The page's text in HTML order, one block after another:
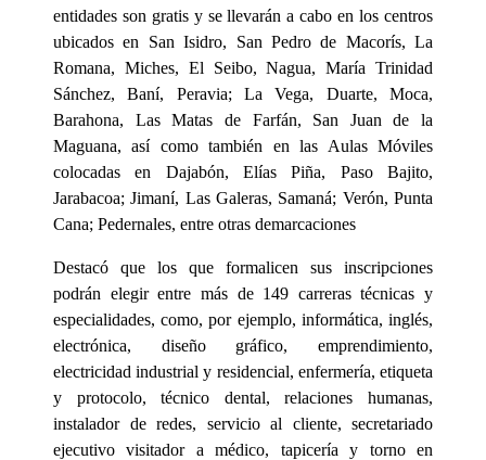
entidades son gratis y se llevarán a cabo en los centros
ubicados en San Isidro, San Pedro de Macorís, La
Romana, Miches, El Seibo, Nagua, María Trinidad
Sánchez, Baní, Peravia; La Vega, Duarte, Moca,
Barahona, Las Matas de Farfán, San Juan de la
Maguana, así como también en las Aulas Móviles
colocadas en Dajabón, Elías Piña, Paso Bajito,
Jarabacoa; Jimaní, Las Galeras, Samaná; Verón, Punta
Cana; Pedernales, entre otras demarcaciones
Destacó que los que formalicen sus inscripciones
podrán elegir entre más de 149 carreras técnicas y
especialidades, como, por ejemplo, informática, inglés,
electrónica, diseño gráfico, emprendimiento,
electricidad industrial y residencial, enfermería, etiqueta
y protocolo, técnico dental, relaciones humanas,
instalador de redes, servicio al cliente, secretariado
ejecutivo visitador a médico, tapicería y torno en